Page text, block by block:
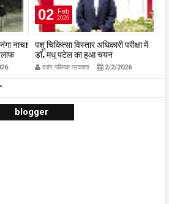
नाच!
02 Feb
2026
पशु चिकित्सा विस्तार अधिकारी परीक्षा में
डॉ. मधु पटेल का हुआ चयन
दबंग पब्लिक प्रवक्ता 2/2/2026
blogger